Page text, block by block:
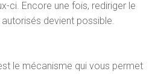
ci. Encore une fois, rediriger le
devient possible.
le mécanisme qui vous permet